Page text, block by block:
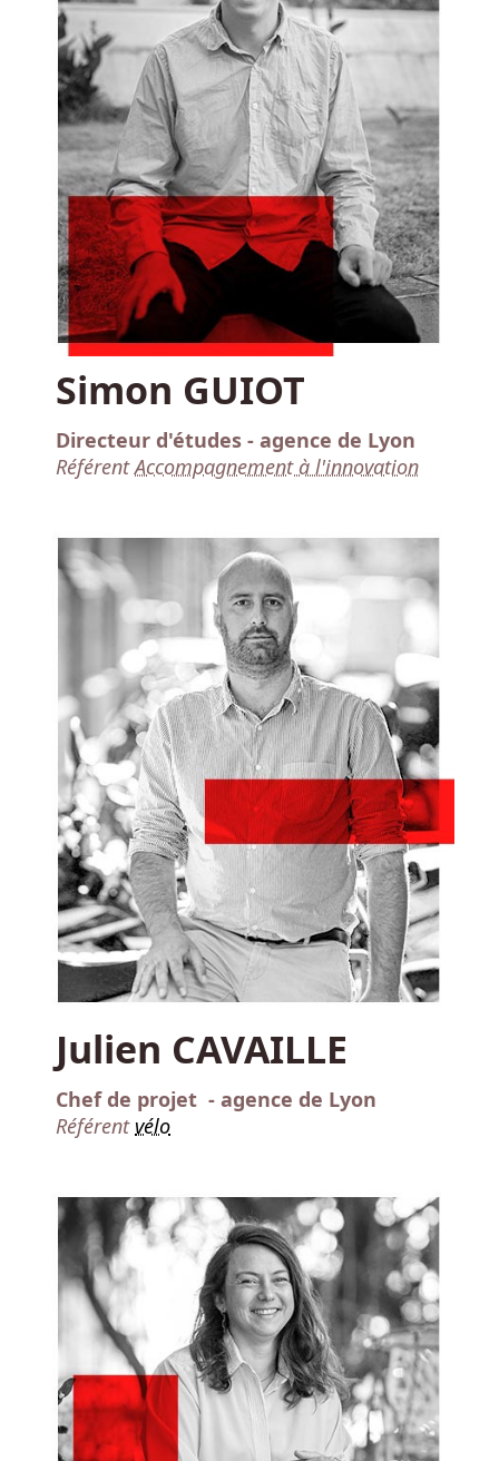
Simon GUIOT
Directeur d'études - agence de Lyon
RéférentAccompagnement à l'innovation
Julien CAVAILLE
Chef de projet - agence de Lyon
Référent vélo